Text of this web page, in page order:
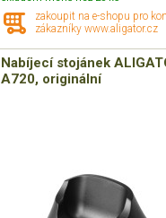
zakoupit na e-shopu pro
zákazníky www.aligator.cz
Nabíjecí stojánek
A720, originální